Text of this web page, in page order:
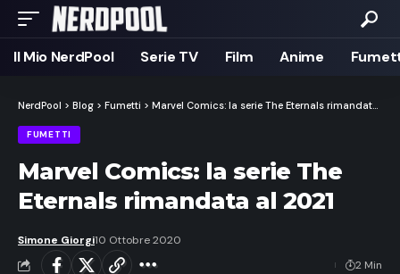
Il Mio NerdPool Serie TV Film Anime
NerdPool > Blog > Fumetti > Marvel Comics: la serie The Eternals rimandata al 2021
FUMETTI
Marvel Comics: la serie The
Eternals rimandata al 2021
Simone Giorgi10 Ottobre 2020
2 Min